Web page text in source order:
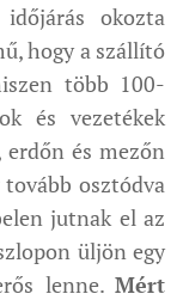
okozta
hogy a szállító
több 100-
és vezetékek
erdőn és mezőn
osztódva
jutnak el az
üljön egy
lenne. Mért